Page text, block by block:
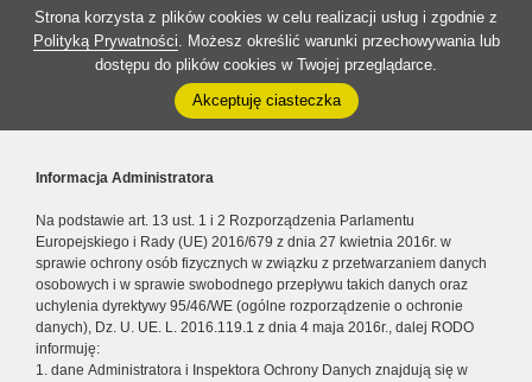
Strona korzysta z plików cookies w celu realizacji usług i zgodnie z
Polityką Prywatności. Możesz określić warunki przechowywania lub
dostępu do plików cookies w Twojej przeglądarce.
Akceptuję ciasteczka
Informacja Administratora
Na podstawie art. 13 ust. 1 i 2 Rozporządzenia Parlamentu
Europejskiego i Rady (UE) 2016/679 z dnia 27 kwietnia 2016r. w
sprawie ochrony osób fizycznych w związku z przetwarzaniem danych
osobowych i w sprawie swobodnego przepływu takich danych oraz
uchylenia dyrektywy 95/46/WE (ogólne rozporządzenie o ochronie
danych), Dz. U. UE. L. 2016.119.1 z dnia 4 maja 2016r., dalej RODO
informuję:
1. dane Administratora i Inspektora Ochrony Danych znajdują się w